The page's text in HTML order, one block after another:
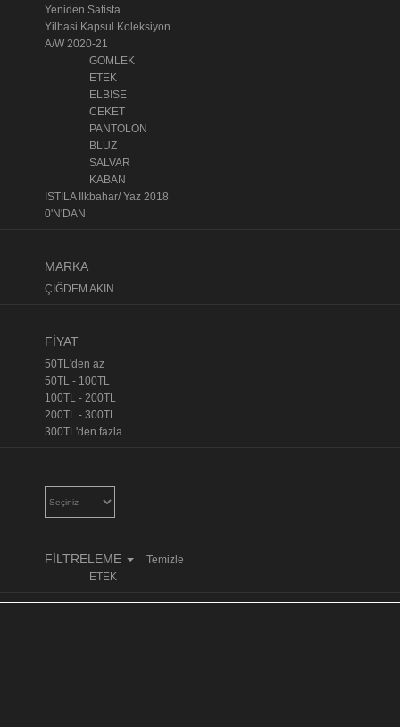
Yeniden Satista
Yilbasi Kapsul Koleksiyon
A/W 2020-21
GÖMLEK
ETEK
ELBISE
CEKET
PANTOLON
BLUZ
SALVAR
KABAN
ISTILA Ilkbahar/ Yaz 2018
0'N'DAN
MARKA
ÇİĞDEM AKIN
FİYAT
50TL'den az
50TL - 100TL
100TL - 200TL
200TL - 300TL
300TL'den fazla
FİLTRELEME
Temizle
ETEK